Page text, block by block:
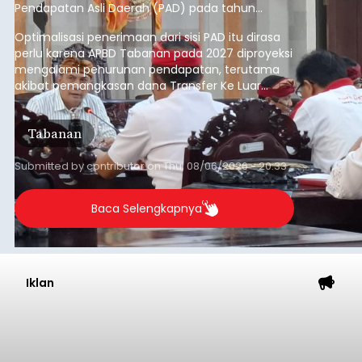
Baca Selengkapnya
Iklan